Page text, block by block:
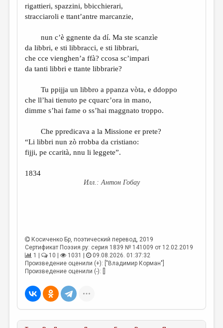
ТРЕДИАКОВСКИЙ
ВКОНТАКТЕ
rigattieri, spazzini, bbicchierari,
stracciaroli e ttant’antre marcanzie,
nun c’è ggnente da dí. Ma ste scanzìe
da libbri, e sti libbracci, e sti libbrari,
che cce vienghen’a ffà? ccosa sc’impari
da tanti libbri e ttante libbrarie?
Tu ppijja un libbro a ppanza vòta, e ddoppo
che ll’hai tienuto pe cquarc’ora in mano,
dimme s’hai fame o ss’hai maggnato troppo.
Che ppredicava a la Missione er prete?
“Li libbri nun zò rrobba da cristiano:
fijji, pe ccarità, nnu li leggete”.
1834
Антон Гобау
Косиченко Бр , поэтический перевод, 2019
Сертификат Поэзия.ру: серия 1839 № 141009 от 12.02.2019
1 |
10 | 1031 |
09.08.2026. 01:37:32
Произведение оценили (+): ["Владимир Корман"]
Произведение оценили (-): []